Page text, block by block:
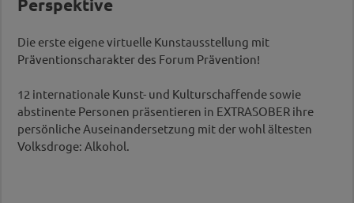
Perspektive
Die erste eigene virtuelle Kunstausstellung mit
Präventionscharakter des Forum Prävention!
12 internationale Kunst- und Kulturschaffende sowie
abstinente Personen präsentieren in EXTRASOBER ihre
persönliche Auseinandersetzung mit der wohl ältesten
Volksdroge: Alkohol.